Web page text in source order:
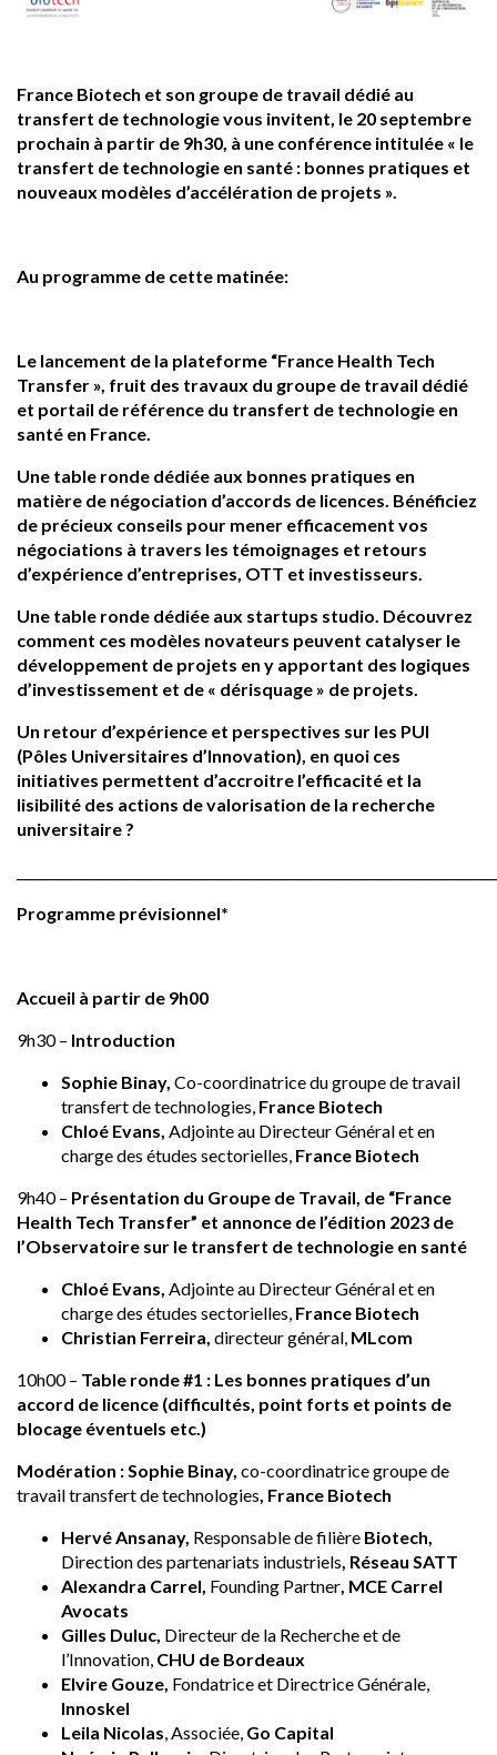
France Biotech et son groupe de travail dédié au
transfert de technologie vous invitent, le 20 septembre
prochain à partir de 9h30, à une conférence intitulée « le
transfert de technologie en santé : bonnes pratiques et
nouveaux modèles d’accélération de projets ».
Au programme de cette matinée:
Le lancement de la plateforme “France Health Tech
Transfer », fruit des travaux du groupe de travail dédié
et portail de référence du transfert de technologie en
santé en France.
Une table ronde dédiée aux bonnes pratiques en
matière de négociation d’accords de licences. Bénéficiez
de précieux conseils pour mener efficacement vos
négociations à travers les témoignages et retours
d’expérience d’entreprises, OTT et investisseurs.
Une table ronde dédiée aux startups studio. Découvrez
comment ces modèles novateurs peuvent catalyser le
développement de projets en y apportant des logiques
d’investissement et de « dérisquage » de projets.
Un retour d’expérience et perspectives sur les PUI
(Pôles Universitaires d’Innovation), en quoi ces
initiatives permettent d’accroitre l’efficacité et la
lisibilité des actions de valorisation de la recherche
universitaire ?
Programme prévisionnel*
Accueil à partir de 9h00
9h30 – Introduction
Sophie Binay, Co-coordinatrice du groupe de travail
transfert de technologies, France Biotech
Chloé Evans, Adjointe au Directeur Général et en
charge des études sectorielles, France Biotech
9h40 – Présentation du Groupe de Travail, de “France
Health Tech Transfer” et annonce de l’édition 2023 de
l’Observatoire sur le transfert de technologie en santé
Chloé Evans, Adjointe au Directeur Général et en
charge des études sectorielles, France Biotech
Christian Ferreira, directeur général, MLcom
10h00 – Table ronde #1 : Les bonnes pratiques d’un
accord de licence (difficultés, point forts et points de
blocage éventuels etc.)
Modération : Sophie Binay, co-coordinatrice groupe de
travail transfert de technologies , France Biotech
Hervé Ansanay, Responsable de filière Biotech,
Direction des partenariats industriels , Réseau SATT
Alexandra Carrel, Founding Partner , MCE Carrel
Avocats
Gilles Duluc, Directeur de la Recherche et de
l’Innovation, CHU de Bordeaux
Elvire Gouze, Fondatrice et Directrice Générale,
Innoskel
Leila Nicolas , Associée, Go Capital